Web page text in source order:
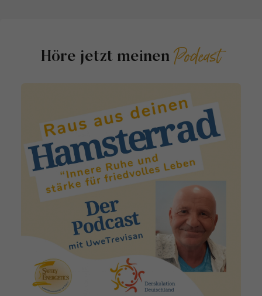
Höre jetzt meinenPodcast